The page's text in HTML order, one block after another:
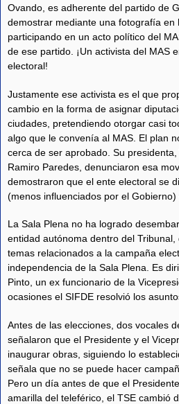
Ovando, es adherente del partido de
demostrar mediante una fotografía en
participando en un acto político del
de ese partido. ¡Un activista del MAS
electoral!
Justamente ese activista es el que
cambio en la forma de asignar
ciudades, pretendiendo otorgar casi
algo que le convenía al MAS. El plan
cerca de ser aprobado. Su
Ramiro Paredes, denunciaron esa
demostraron que el ente electoral se
(menos influenciados por el Gobierno)
La Sala Plena no ha logrado
entidad autónoma dentro del
temas relacionados a la campaña
independencia de la Sala Plena. Es
Pinto, un ex funcionario de la
ocasiones el SIFDE resolvió los
Antes de las elecciones, dos vocales
señalaron que el Presidente y el
inaugurar obras, siguiendo lo
señala que no se puede hacer
Pero un día antes de que el
amarilla del teleférico, el TSE cambió